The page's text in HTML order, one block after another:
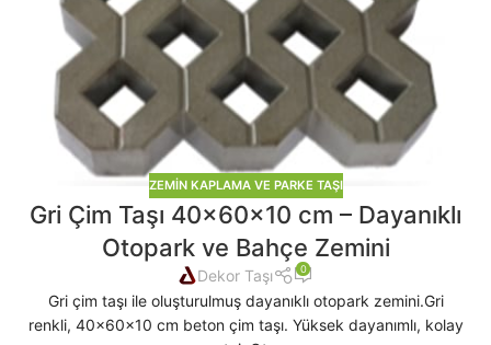
ZEMIN KAPLAMA VE PARKE TAŞI
Gri Çim Taşı 40x60x10 cm – Dayanıklı
Otopark ve Bahçe Zemini
Dekor Taşı 0
Gri çim taşı ile oluşturulmuş dayanıklı otopark zemini.Gri
renkli, 40x60x10 cm beton çim taşı. Yüksek dayanımlı, kolay